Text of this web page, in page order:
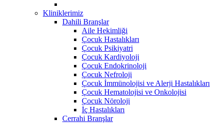
Kliniklerimiz
Dahili Branşlar
Aile Hekimliği
Çocuk Hastalıkları
Çocuk Psikiyatri
Çocuk Kardiyoloji
Çocuk Endokrinoloji
Çocuk Nefroloji
Çocuk İmmünolojisi ve Alerji Hastalıkları
Çocuk Hematolojisi ve Onkolojisi
Çocuk Nöroloji
İç Hastalıkları
Cerrahi Branşlar